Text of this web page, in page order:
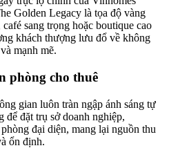
Golden Legacy là tọa độ vàng
sang trọng hoặc boutique cao
khách thượng lưu đổ về không
mạnh mẽ.
phòng cho thuê
gian luôn tràn ngập ánh sáng tự
đặt trụ sở doanh nghiệp,
đại diện, mang lại nguồn thu
ổn định.